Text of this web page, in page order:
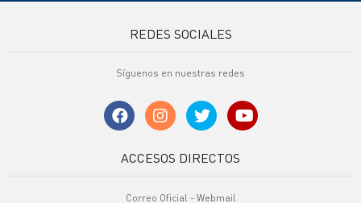
REDES SOCIALES
Síguenos en nuestras redes
ACCESOS DIRECTOS
Correo Oficial - Webmail